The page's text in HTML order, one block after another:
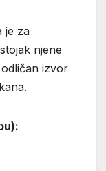
je za
njene
izvor